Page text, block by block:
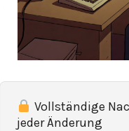
Vollständige
jeder Änderung